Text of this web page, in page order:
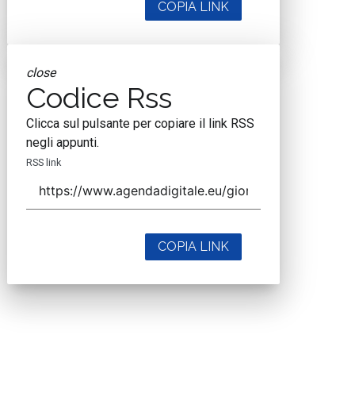
COPIA LINK
close
Codice Rss
Clicca sul pulsante per copiare il link RSS
negli appunti.
RSS link
COPIA LINK